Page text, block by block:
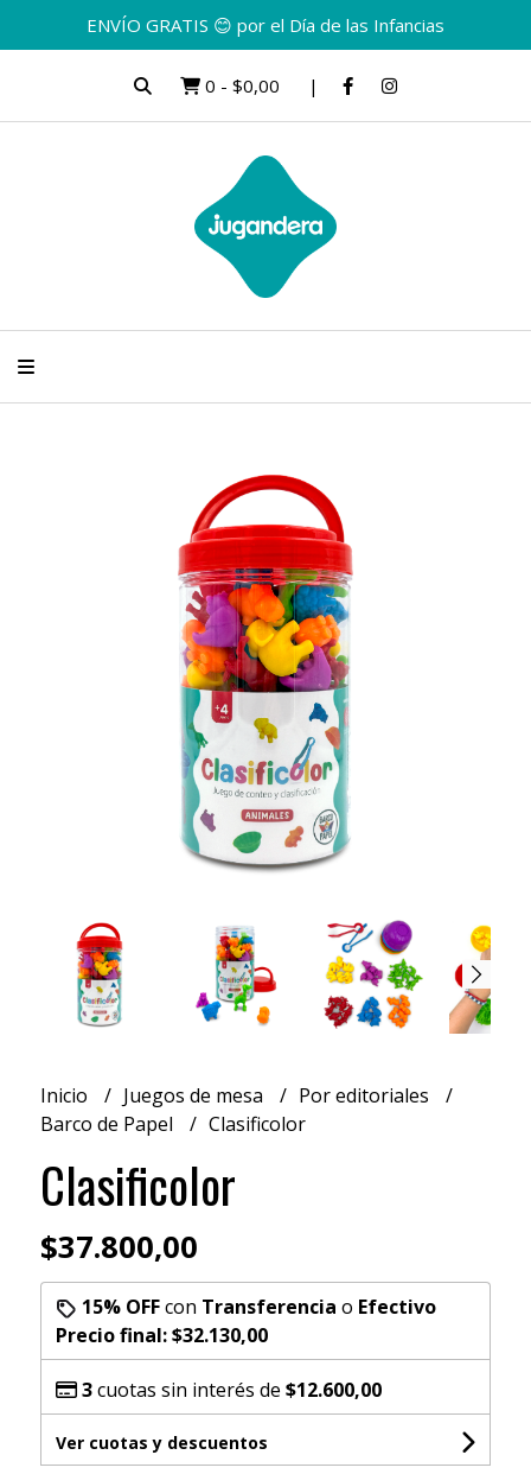
ENVÍO GRATIS 😊 por el Día de las Infancias
0 - $0,00
Inicio Juegos de mesa
Por editoriales
Barco de Papel
Clasificolor
Clasificolor
$37.800,00
15% OFFcon Transferencia o Efectivo
Precio final:$32.130,00
3cuotas sin interés de $12.600,00
Ver cuotas y descuentos